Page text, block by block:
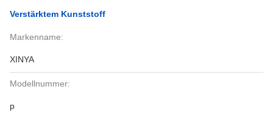
Verstärktem Kunststoff
Markenname:
XINYA
Modellnummer:
p